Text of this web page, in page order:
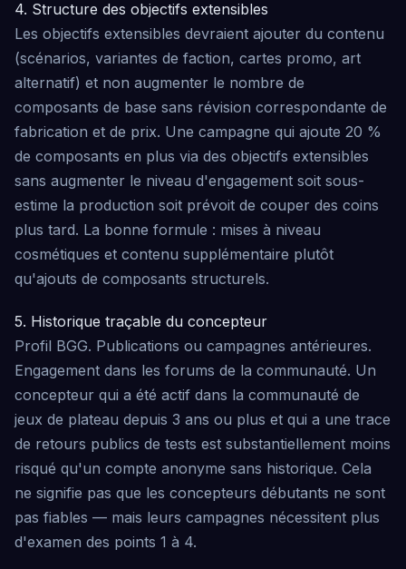
4. Structure des objectifs extensibles
Les objectifs extensibles devraient ajouter du contenu
(scénarios, variantes de faction, cartes promo, art
alternatif) et non augmenter le nombre de
composants de base sans révision correspondante de
fabrication et de prix. Une campagne qui ajoute 20 %
de composants en plus via des objectifs extensibles
sans augmenter le niveau d'engagement soit sous-
estime la production soit prévoit de couper des coins
plus tard. La bonne formule : mises à niveau
cosmétiques et contenu supplémentaire plutôt
qu'ajouts de composants structurels.
5. Historique traçable du concepteur
Profil BGG. Publications ou campagnes antérieures.
Engagement dans les forums de la communauté. Un
concepteur qui a été actif dans la communauté de
jeux de plateau depuis 3 ans ou plus et qui a une trace
de retours publics de tests est substantiellement moins
risqué qu'un compte anonyme sans historique. Cela
ne signifie pas que les concepteurs débutants ne sont
pas fiables — mais leurs campagnes nécessitent plus
d'examen des points 1 à 4.